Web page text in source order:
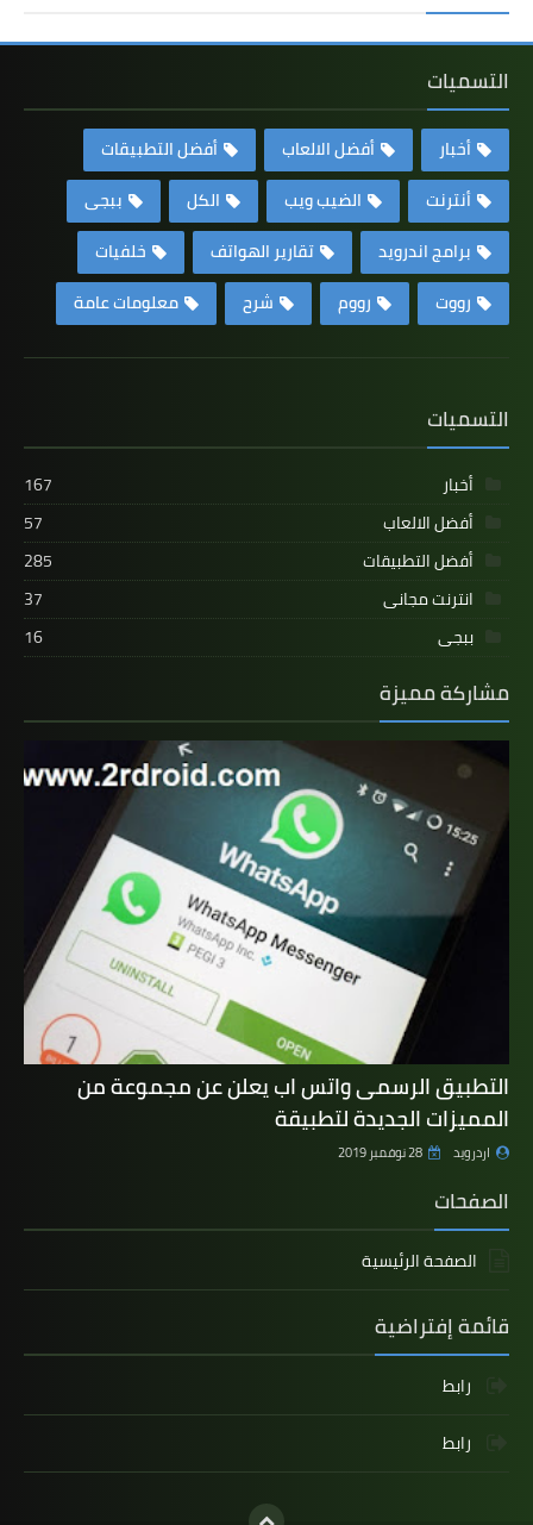
التسميات
أخبار أفضل الالعاب
أفضل التطبيقات
أنترنت
الضيب ويب الكل
ببجى
برامج اندرويد
تقارير الهواتف
خلفيات
رووت
رووم شرح معلومات عامة
التسميات
أخبار
167
أفضل الالعاب
57
أفضل التطبيقات
285
انترنت مجانى
37
ببجى
16
مشاركة مميزة
التطبيق الرسمى واتس اب يعلن عن مجموعة من
المميزات الجديدة لتطبيقة
اردرويد 28 نوفمبر 2019
الصفحات
الصفحة الرئيسية
قائمة إفتراضية
رابط
رابط